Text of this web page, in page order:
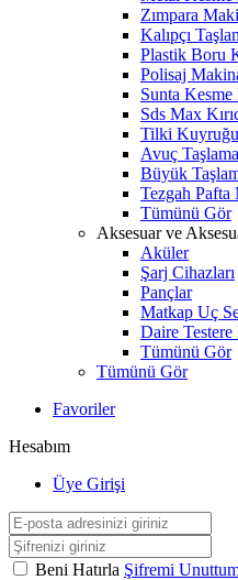
Zımpara
Kalıpçı
Plastik Boru
Polisaj
Sunta Kesme
Sds Max
Tilki Kuyruğu
Avuç
Büyük
Tezgah Pafta
Tümünü Gör
Aksesuar ve
Aküler
Şarj Cihazları
Pançlar
Matkap Uç
Daire Testere
Tümünü Gör
Tümünü Gör
Favoriler
Hesabım
Üye Girişi
Beni Hatırla Şifremi